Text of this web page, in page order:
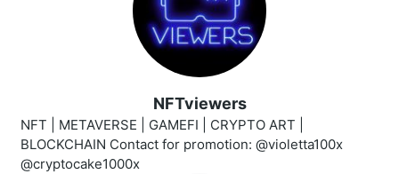
NFTviewers
NFT | METAVERSE | GAMEFI | CRYPTO ART |
BLOCKCHAIN Contact for promotion: @violetta100x
@cryptocake1000x